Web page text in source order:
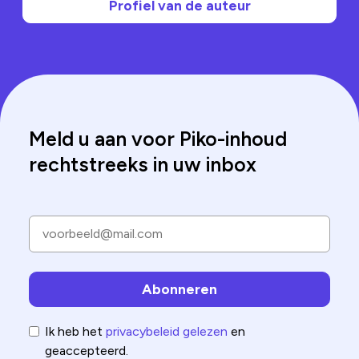
Profiel van de auteur
Meld u aan voor Piko-inhoud
rechtstreeks in uw inbox
Ik heb het privacybeleid gelezen en
geaccepteerd.